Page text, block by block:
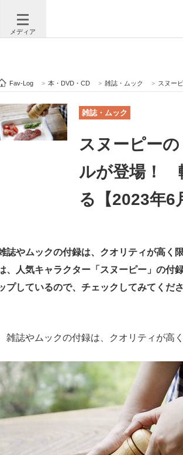
メディア
注目記事を集めた総合ページ ITの今
ビジネスと働き方のヒント AI活用
ITエンジニア向け専門サイト 企業向けIT
モノづくり技術者専門サイト エレクトロ
Fav-Log > 本・DVD・CD > 雑誌・ムック > スヌーピ
雑誌・ムック
スヌーピー
ルが登場！
る【2023年6
誌やムックの付録は、クオリティが高く
、人気キャラクター「スヌーピー」の付
プしているので、チェックしてみてくだ
雑誌やムックの付録は、クオリティが高